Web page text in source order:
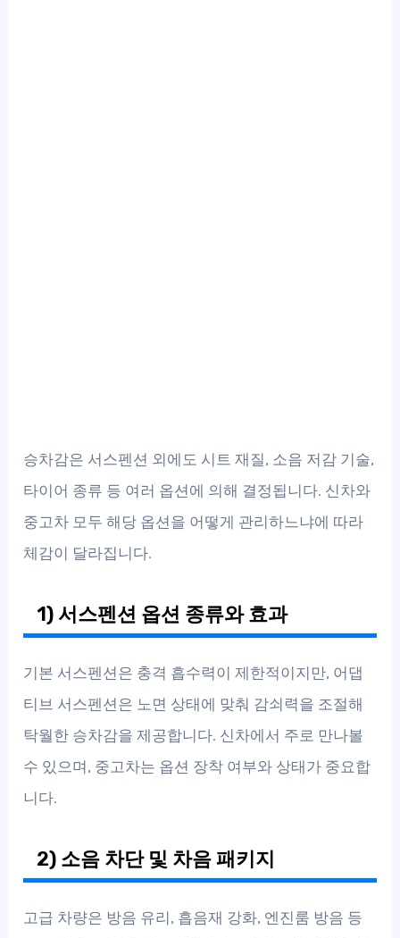
승차감은 서스펜션 외에도 시트 재질, 소음 저감 기술,
타이어 종류 등 여러 옵션에 의해 결정됩니다. 신차와
중고차 모두 해당 옵션을 어떻게 관리하느냐에 따라
체감이 달라집니다.
1) 서스펜션 옵션 종류와 효과
기본 서스펜션은 충격 흡수력이 제한적이지만, 어댑
티브 서스펜션은 노면 상태에 맞춰 감쇠력을 조절해
탁월한 승차감을 제공합니다. 신차에서 주로 만나볼
수 있으며, 중고차는 옵션 장착 여부와 상태가 중요합
니다.
2) 소음 차단 및 차음 패키지
고급 차량은 방음 유리, 흡음재 강화, 엔진룸 방음 등